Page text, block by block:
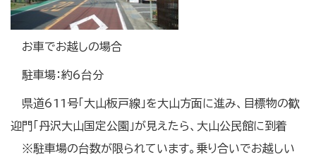
お車でお越しの場合
駐車場：約6台分
県道611号「大山板戸線」を大山方面に進み、目標物の歓
迎門「丹沢大山国定公園」が見えたら、大山公民館に到着
※駐車場の台数が限られています。乗り合いでお越しい